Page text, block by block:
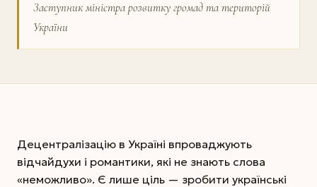
Заступник міністра розвитку громад та територій
України
Децентралізацію в Україні впроваджують
відчайдухи і романтики, які не знають слова
«неможливо». Є лише ціль — зробити українські